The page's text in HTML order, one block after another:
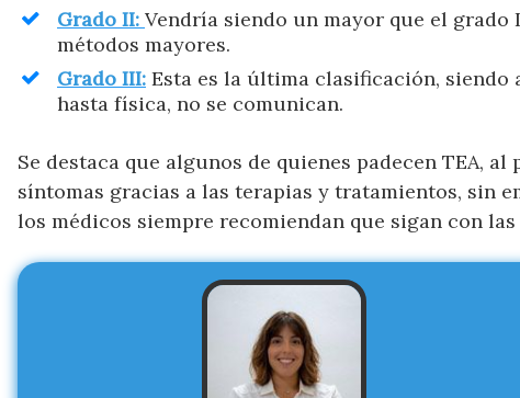
Grado II: Vendría siendo un mayor que el
métodos mayores.
Grado III: Esta es la última clasificación,
hasta física, no se comunican.
Se destaca que algunos de quienes padecen TEA,
síntomas gracias a las terapias y tratamientos, sin
los médicos siempre recomiendan que sigan con